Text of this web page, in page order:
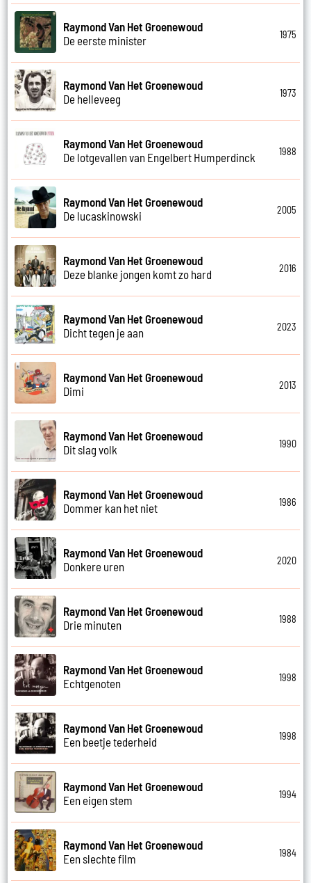
Raymond Van Het Groenewoud
De eerste minister
1975
Raymond Van Het Groenewoud
De helleveeg
1973
Raymond Van Het Groenewoud
De lotgevallen van Engelbert Humperdinck
1988
Raymond Van Het Groenewoud
De lucaskinowski
2005
Raymond Van Het Groenewoud
Deze blanke jongen komt zo hard
2016
Raymond Van Het Groenewoud
Dicht tegen je aan
2023
Raymond Van Het Groenewoud
Dimi
2013
Raymond Van Het Groenewoud
Dit slag volk
1990
Raymond Van Het Groenewoud
Dommer kan het niet
1986
Raymond Van Het Groenewoud
Donkere uren
2020
Raymond Van Het Groenewoud
Drie minuten
1988
Raymond Van Het Groenewoud
Echtgenoten
1998
Raymond Van Het Groenewoud
Een beetje tederheid
1998
Raymond Van Het Groenewoud
Een eigen stem
1994
Raymond Van Het Groenewoud
Een slechte film
1984